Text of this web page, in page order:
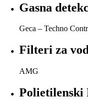
Gasna
Geca – Techno
Filteri za
AMG
Polietilenski